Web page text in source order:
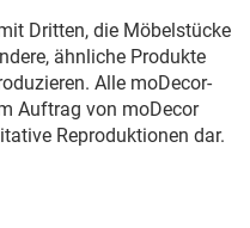
Dritten, die Möbelstücke
ähnliche Produkte
Alle moDecor-
Auftrag von moDecor
Reproduktionen dar.